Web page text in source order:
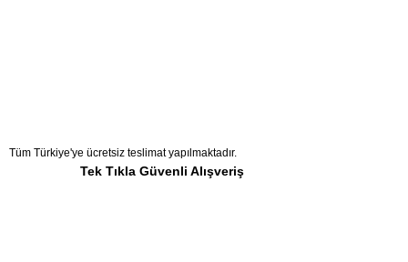
Tüm Türkiye'ye ücretsiz teslimat yapılmaktadır.
Tek Tıkla Güvenli Alışveriş